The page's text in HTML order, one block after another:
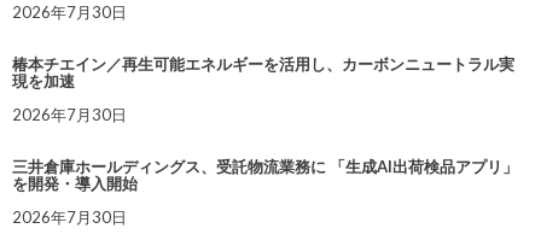
2026年7月30日
椿本チエイン／再生可能エネルギーを活用し、カーボンニュートラル実
現を加速
2026年7月30日
三井倉庫ホールディングス、受託物流業務に 「生成AI出荷検品アプリ」
を開発・導入開始
2026年7月30日